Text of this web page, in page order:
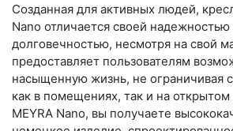
Созданная для активных людей,
Nano отличается своей надежностью
долговечностью, несмотря на свой
предоставляет пользователям
насыщенную жизнь, не ограничивая
как в помещениях, так и на
MEYRA Nano, вы получаете